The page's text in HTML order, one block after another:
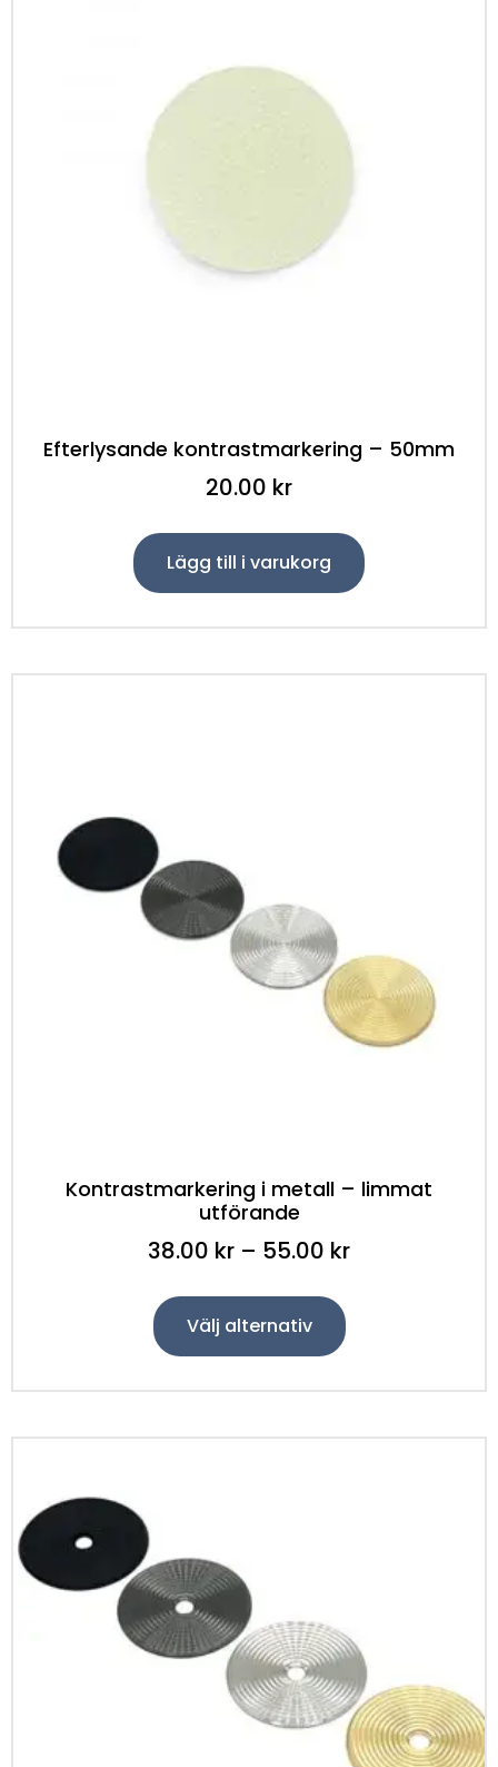
Efterlysande kontrastmarkering – 50mm
20.00 kr
Lägg till i varukorg
Kontrastmarkering i metall – limmat
utförande
38.00 kr – 55.00 kr
Välj alternativ